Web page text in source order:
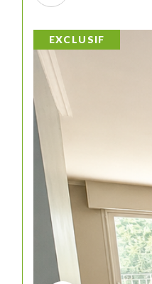
EXCLUSIF